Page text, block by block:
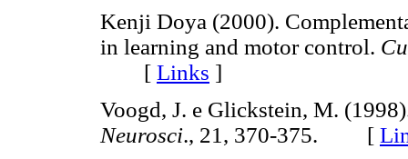
Kenji Doya (2000).
in learning and motor control.
[ Links ]
Voogd, J. e Glickstein, M.
Neurosci., 21, 370-375. [